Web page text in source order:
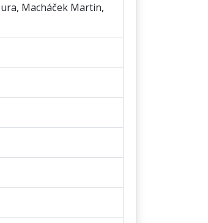
Macháček Martin,